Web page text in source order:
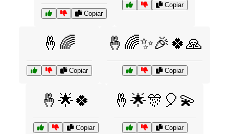
Copiar
Copiar
🤞🌈
Copiar
🤞🌈✨🎉🍀🙏
Copiar
🤞🌟🍀
Copiar
🤞🌟🎊🎈💫
Copiar